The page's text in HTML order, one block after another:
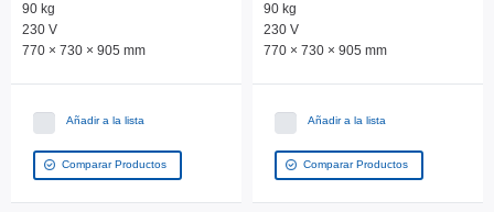
90 kg
230 V
770 × 730 × 905 mm
Añadir a la lista
Comparar Productos
90 kg
230 V
770 × 730 × 905 mm
Añadir a la lista
Comparar Productos